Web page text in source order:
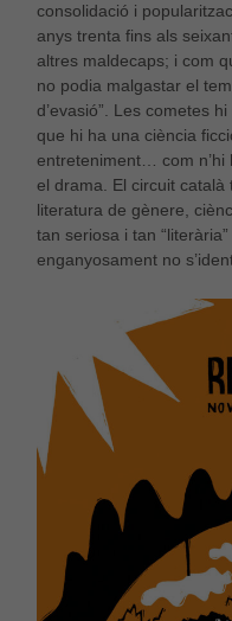
consolidació i
anys trenta fins als
altres maldecaps; i com
no podia malgastar el
d’evasió”. Les cometes
que hi ha una ciència
entreteniment… com n’hi
el drama. El circuit
literatura de gènere,
tan seriosa i tan
enganyosament no